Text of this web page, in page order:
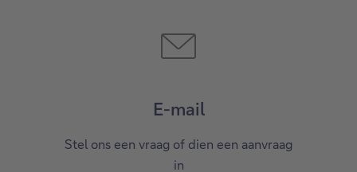
E-mail
Stel ons een vraag of dien een aanvraag
in